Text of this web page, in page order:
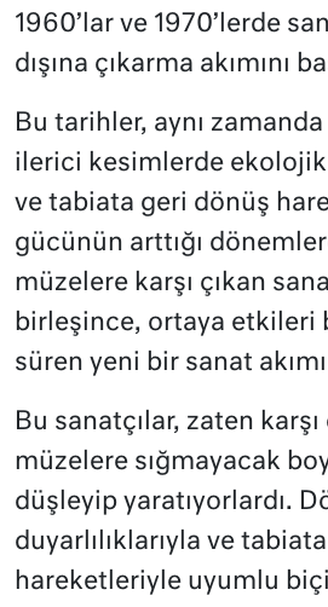
1960’lar ve 1970’lerde
dışına çıkarma akımını
Bu tarihler, aynı
ilerici kesimlerde ekolojik
ve tabiata geri dönüş
gücünün arttığı
müzelere karşı çıkan
birleşince, ortaya etkileri
süren yeni bir sanat akımı
Bu sanatçılar, zaten karşı
müzelere sığmayacak
düşleyip yaratıyorlardı.
duyarlılıklarıyla ve
hareketleriyle uyumlu